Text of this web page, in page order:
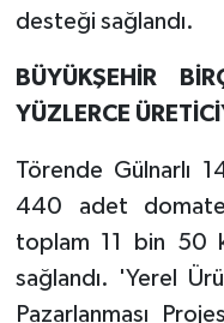
desteği sağlandı.
BÜYÜKŞEHİR
YÜZLERCE
Törende Gülnarlı
440 adet
toplam 11 bin 50
sağlandı. 'Yerel
Pazarlanması